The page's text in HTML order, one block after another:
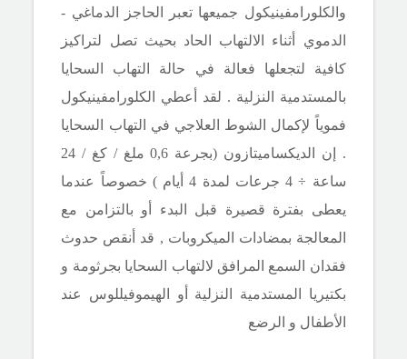
والكلورامفينيكول جميعها تعبر الحاجز الدماغي -
الدموي أثناء الالتهاب الحاد بحيث تصل لتراكيز
كافية لتجعلها فعالة في حالة التهاب السحايا
بالمستدمية النزلية . لقد أعطي الكلورامفينيكول
فموياً لإكمال الشوط العلاجي في التهاب السحايا
. إن الديكساميتازون (بجرعة 0,6 ملغ
/ كغ/
24
ساعة ÷ 4 جرعات لمدة 4 أيام ) خصوصاً عندما
يعطى بفترة قصيرة قبل البدء أو بالتزامن مع
المعالجة بمضادات الميكروبات , قد أنقص حدوث
فقدان السمع المرافق لالتهاب السحايا بجرثومة و
بكتيريا المستدمية النزلية أو الهيموفيللوس عند
الأطفال و الرضع